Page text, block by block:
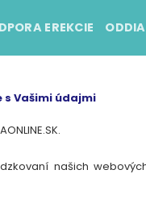
EREKCIE
s Vašimi údajmi
.
našich